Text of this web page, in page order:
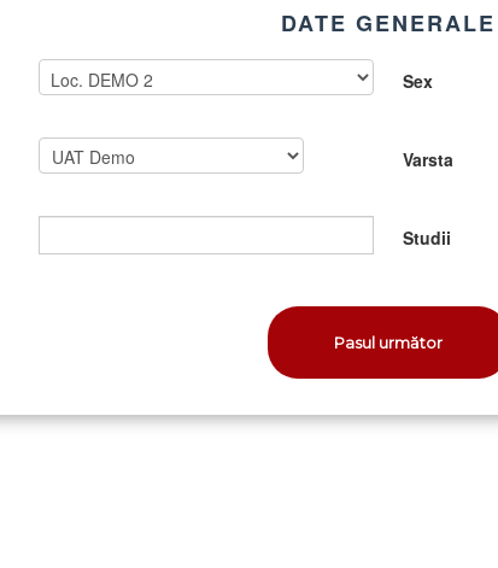
DATE GENERALE
Sex
Varsta
Studii